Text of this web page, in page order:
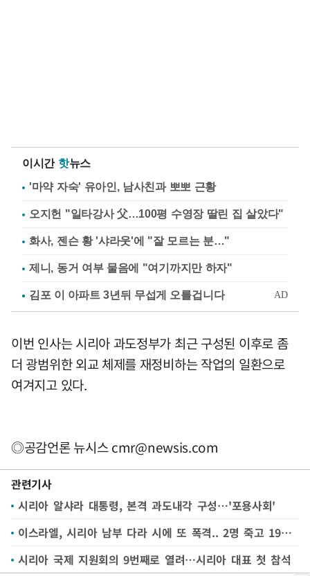
이시간 핫뉴스
'마약 자숙' 유아인, 남사친과 뽀뽀 근황
오지헌 "일타강사 父…100평 수영장 딸린 집 살았다"
화사, 젠슨 황 '샤라웃'에 "잘 모르는 분…"
제니, 동거 여부 물음에 "여기까지만 하자"
이번 인사는 시리아 과도정부가 최근 구성된 이후로 좀
더 광범위한 외교 체제를 재정비하는 작업의 일환으로
여겨지고 있다.
◎공감언론 뉴시스cmr@newsis.com
관련기사
시리아 알샤라 대통령, 본격 과도내각 구성…'포용사회'
이스라엘, 시리아 남부 다라 시에 또 폭격.. 2명 죽고 19명 부상
시리아 국제 지원회의 9번째로 열려…시리아 대표 첫 참석